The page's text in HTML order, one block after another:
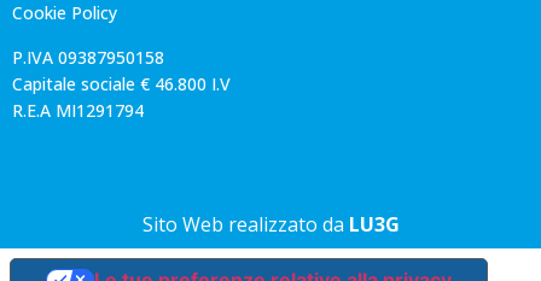
Cookie Policy
P.IVA 09387950158
Capitale sociale € 46.800 I.V
R.E.A MI1291794
Sito Web realizzato da LU3G